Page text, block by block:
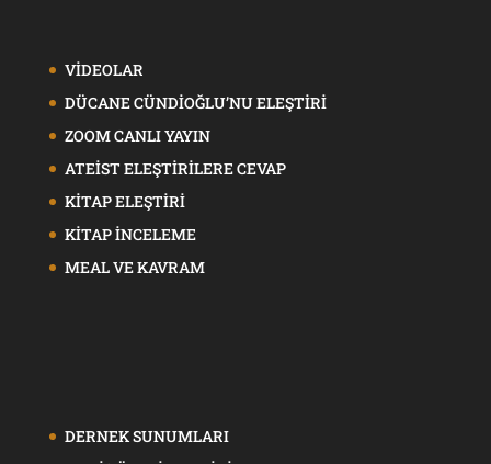
VİDEOLAR
DÜCANE CÜNDİOĞLU’NU ELEŞTİRİ
ZOOM CANLI YAYIN
ATEİST ELEŞTİRİLERE CEVAP
KİTAP ELEŞTİRİ
KİTAP İNCELEME
MEAL VE KAVRAM
DERNEK SUNUMLARI